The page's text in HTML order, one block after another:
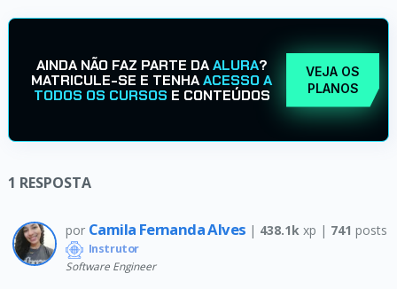
AINDA NÃO FAZ PARTE DAALURA?
MATRICULE-SE E TENHAACESSO A
TODOS OS CURSOS E CONTEÚDOS
VEJA OS
PLANOS
1 RESPOSTA
por Camila Fernanda Alves | 438.1kxp | 741 posts
Instrutor
Software Engineer